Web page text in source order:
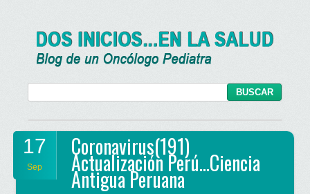
17
Sep
Coronavirus(191)
Actualización Perú…Ciencia
Antigua Peruana